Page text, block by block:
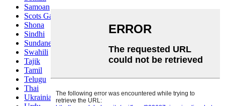
Samoan
Scots Gaelic
Shona
Sindhi
Sundanese
Swahili
Tajik
Tamil
Telugu
Thai
Ukrainian